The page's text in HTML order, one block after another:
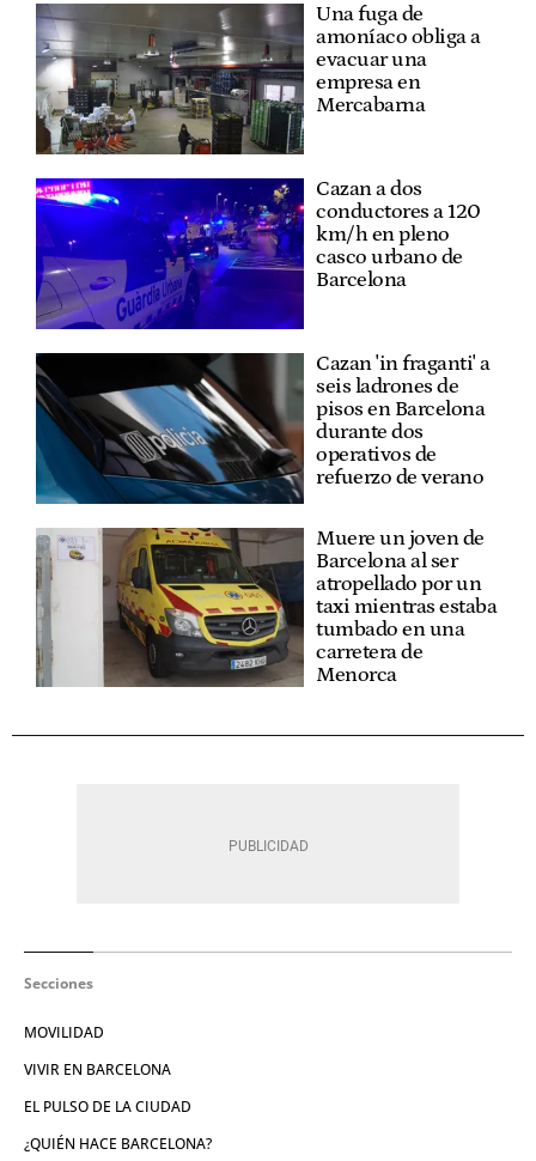
Una fuga de
amoníaco obliga a
evacuar una
empresa en
Mercabarna
Cazan a dos
conductores a 120
km/h en pleno
casco urbano de
Barcelona
Cazan 'in fraganti' a
seis ladrones de
pisos en Barcelona
durante dos
operativos de
refuerzo de verano
Muere un joven de
Barcelona al ser
atropellado por un
taxi mientras estaba
tumbado en una
carretera de
Menorca
Secciones
MOVILIDAD
VIVIR EN BARCELONA
EL PULSO DE LA CIUDAD
¿QUIÉN HACE BARCELONA?